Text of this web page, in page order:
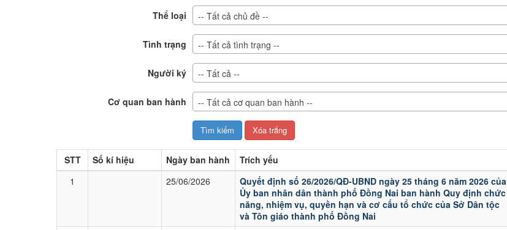
Thể loại -- Tất cả chủ đề --
Tình trạng -- Tất cả tình trạng --
Người ký -- Tất cả --
Cơ quan ban hành -- Tất cả cơ quan ban hành --
Văn
bản
STT Số kí hiệu Ngày ban hành Trích yếu
1
25/06/2026
Quyết định số 26/2026/QĐ-UBND ngày 25 tháng 6 năm 2026 của
Ủy ban nhân dân thành phố Đồng Nai ban hành Quy định chức
năng, nhiệm vụ, quyền hạn và cơ cấu tổ chức của Sở Dân tộc
và Tôn giáo thành phố Đồng Nai